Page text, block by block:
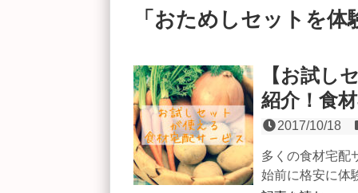
「 おためしセットを体
【お試し
紹介！食
2017/10/18
多くの食材宅配
始前に格安に体